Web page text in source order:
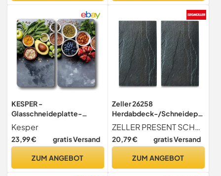
KESPER -
Glasschneideplatte-
Herdabeckplatte, Material:
ESG-Sicherheitsglas,
Maße: 50 x 28,5 cm,
0,3 cm, Motivfolie: Healthy
Kesper
23,99 € gratis Versand
ZUM ANGEBOT
Zeller 26258
Herdabdeck-/Schneidepla
tten Schiefer, 2-er Set
Glas, anthrazit, 52 x 30 x 0.8
cm, 2 Einheiten
ZELLER PRESENT SCHÖNER LEBEN. PRAKTISCH WOHNEN.
20,79 € gratis Versand
ZUM ANGEBOT